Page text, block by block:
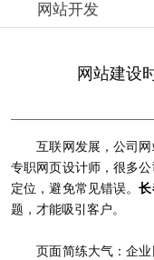
网站开发
网站建设
互联网发展，公司网
专职网页设计师，很多
定位，避免常见错误。
题，才能吸引客户。
页面简练大气：企业